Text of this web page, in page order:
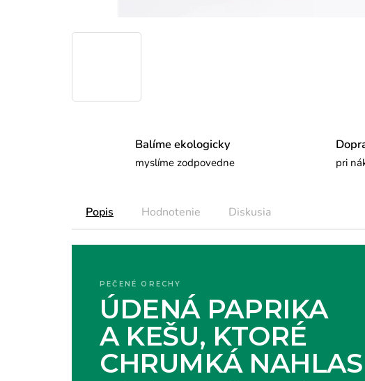
Balíme ekologicky
myslíme zodpovedne pri
Popis Hodnotenie Diskusia
PEČENÉ ORECHY
ÚDENÁ PAPRIKA
A KEŠU, KTORÉ
CHRUMKÁ NAHLAS